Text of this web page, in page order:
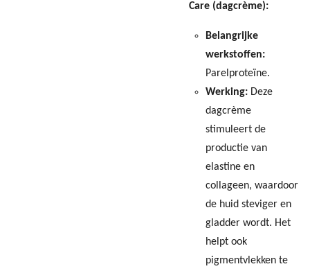
Care (dagcrème):
Belangrijke
werkstoffen:
Parelproteïne.
Werking: Deze
dagcrème
stimuleert de
productie van
elastine en
collageen, waardoor
de huid steviger en
gladder wordt. Het
helpt ook
pigmentvlekken te